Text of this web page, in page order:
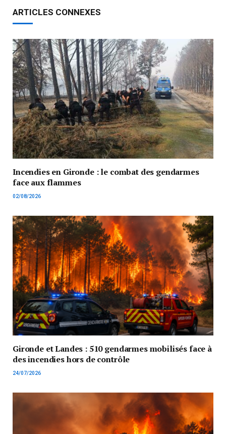
ARTICLES CONNEXES
Incendies en Gironde : le combat des gendarmes
face aux flammes
02/08/2026
Gironde et Landes : 510 gendarmes mobilisés face à
des incendies hors de contrôle
24/07/2026